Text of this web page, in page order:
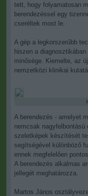
tett, hogy folyamatosan
berendezéssel egy
cseréltek most le.
A gép a legkorszerűbb
hiszen a
minősége. Kiemelte, az
nemzetközi klinikai
A berendezés - amelyet
nemcsak
szeletképek készítését
segítségével különböző
ennek megfelelően
A berendezés alkalmas
jellegét meghatározza.
Martos János